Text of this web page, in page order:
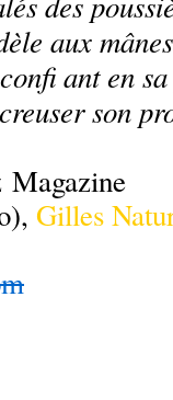
aux
ant en
son
Magazine
Gilles